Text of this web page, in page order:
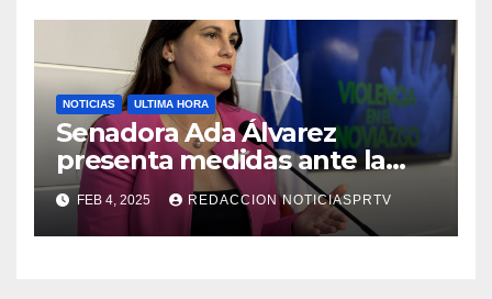
NOTICIAS ULTIMA HORA
Senadora Ada Álvarez
presenta medidas ante la
violencia en el noviazgo
FEB 4, 2025 REDACCION NOTICIASPRTV